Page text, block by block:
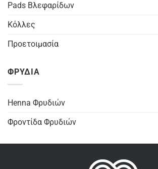
Pads Βλεφαρίδων
Κόλλες
Προετοιμασία
ΦΡΥΔΙΑ
Henna Φρυδιών
Φροντίδα Φρυδιών